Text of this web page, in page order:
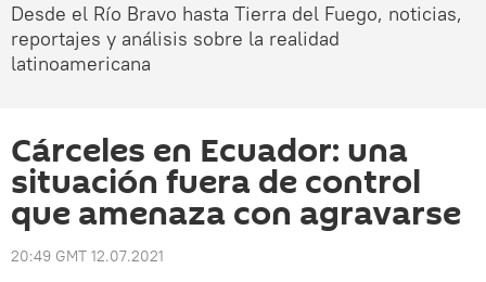
Desde el Río Bravo hasta Tierra del Fuego, noticias,
reportajes y análisis sobre la realidad
latinoamericana
Cárceles en Ecuador: una
situación fuera de control
que amenaza con agravarse
20:49 GMT 12.07.2021